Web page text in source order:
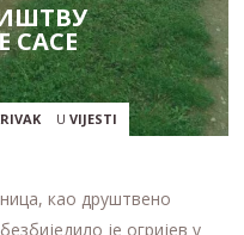
САСЕ
UVIJESTI
као друштвено
је огријев у